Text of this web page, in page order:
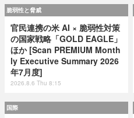
脆弱性と脅威
官民連携の米 AI × 脆弱性対策
の国家戦略「GOLD EAGLE」
ほか [Scan PREMIUM Month
ly Executive Summary 2026
年7月度]
2026.8.6 Thu 8:15
国際